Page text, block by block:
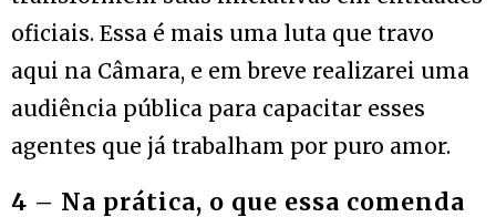
oficiais. Essa é mais uma luta que travo
aqui na Câmara, e em breve realizarei uma
audiência pública para capacitar esses
agentes que já trabalham por puro amor.
4 – Na prática, o que essa comenda